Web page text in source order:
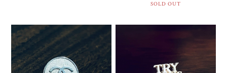
GOOD NEWS ピン バッジ
SOLD OUT